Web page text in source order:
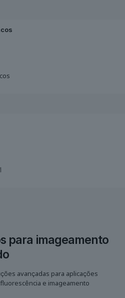
para imageamento
avançadas para aplicações
e imageamento